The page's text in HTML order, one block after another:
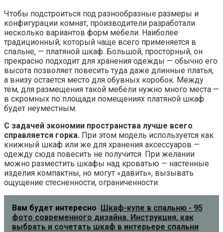
Чтобы подстроиться под разнообразные размеры и
конфигурации комнат, производители разработали
несколько вариантов форм мебели. Наиболее
традиционный, который чаще всего применяется в
спальне, — платяной шкаф. Большой, просторный, он
прекрасно подходит для хранения одежды — обычно его
высота позволяет повесить туда даже длинные платья,
а внизу остается место для обувных коробок. Между
тем, для размещения такой мебели нужно много места —
в скромных по площади помещениях платяной шкаф
будет неуместным.
С задачей экономии пространства лучше всего
справляется горка. При этом модель используется как
книжный шкаф или же для хранения аксессуаров —
одежду сюда повесить не получится. При желании
можно разместить шкафы над кроватью — настенные
изделия компактны, но могут «давить», вызывать
ощущение стесненности, ограниченности.
Вам будет интересно Шкаф-купе в спальню - 95
фото современного дизайна. Инструкция, как
выбрать и сочетать шкаф в интерьере спальни